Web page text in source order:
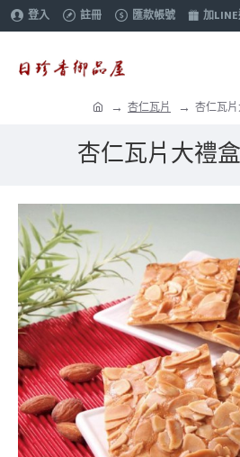
登入 註冊 匯款帳號 加
杏仁瓦片 杏仁瓦
杏仁瓦片大禮